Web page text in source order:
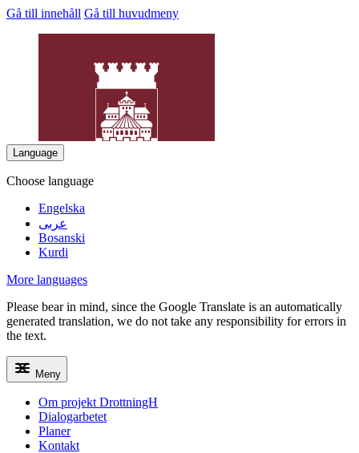
Gå till innehåll Gå till huvudmeny
DrottningH
Language
Choose language
Engelska
عربى
Bosanski
Kurdi
More languages
Please bear in mind, since the Google Translate is an automatically
generated translation, we do not take any responsibility for errors in
the text.
Meny
Om projekt DrottningH
Dialogarbetet
Planer
Kontakt